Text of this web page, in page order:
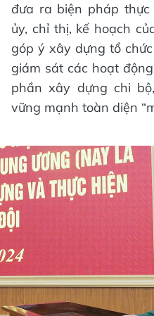
đưa ra biện pháp
ủy, chỉ thị, kế hoạch
góp ý xây dựng tổ
giám sát các hoạt
phần xây dựng chi
vững mạnh toàn diện